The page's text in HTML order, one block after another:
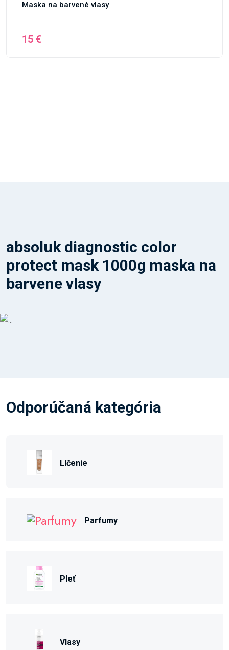
Maska na barvené vlasy
15 €
absoluk diagnostic color
protect mask 1000g maska na
barvene vlasy
Odporúčaná kategória
Líčenie
Parfumy
Pleť
Vlasy